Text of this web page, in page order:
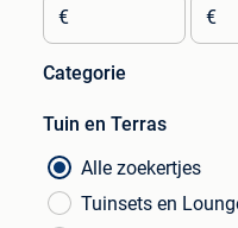
€ €
Categorie
Tuin en Terras
Alle zoekertjes
Tuinsets en